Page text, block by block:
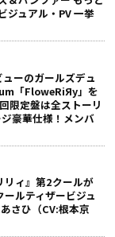
アジュアル・PV 一挙
ーのガールズデュ
「FloweRiЯy」を
限定盤は全ストーリ
豪華仕様！メンバ
リィ』第2クールが
ルティザービジュ
さひ（CV:根本京